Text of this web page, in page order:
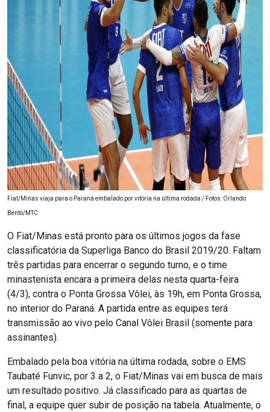
Fiat/Minas viaja para o Paraná embalado por vitória na última rodada / Fotos: Orlando
Bento/MTC
O Fiat/Minas está pronto para os últimos jogos da fase
classificatória da Superliga Banco do Brasil 2019/20. Faltam
três partidas para encerrar o segundo turno, e o time
minastenista encara a primeira delas nesta quarta-feira
(4/3), contra o Ponta Grossa Vôlei, às 19h, em Ponta Grossa,
no interior do Paraná. A partida entre as equipes terá
transmissão ao vivo pelo Canal Vôlei Brasil (somente para
assinantes).
Embalado pela boa vitória na última rodada, sobre o EMS
Taubaté Funvic, por 3 a 2, o Fiat/Minas vai em busca de mais
um resultado positivo. Já classificado para as quartas de
final, a equipe quer subir de posição na tabela. Atualmente, o